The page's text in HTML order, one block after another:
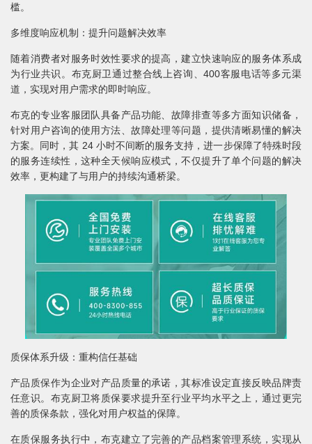
槛。
多维度响应机制：提升问题解决效率
随着消费者对服务时效性要求的提高，建立快速响应的服务体系成
为行业共识。布克厨卫通过整合线上咨询、400客服电话等多元渠
道，实现对用户需求的即时响应。
布克的专业客服团队具备产品功能、故障排查等多方面知识储备，
针对用户咨询的使用方法、故障处理等问题，提供清晰易懂的解决
方案。同时，其 24 小时不间断的服务支持，进一步保障了特殊时段
的服务连续性，这种全天候响应模式，不仅提升了单个问题的解决
效率，更构建了与用户的持续沟通桥梁。
质保体系升级：重构信任基础
产品质保作为企业对产品质量的承诺，其标准设定直接反映品牌责
任意识。布克厨卫将质保要求提升至行业平均水平之上，通过更完
善的质保条款，强化对用户权益的保障。
在质保服务执行中，布克建立了完善的产品档案管理系统，实现从